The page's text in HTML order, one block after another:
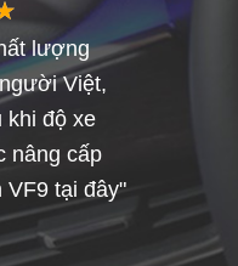
lượng
Việt,
khi độ xe
nâng cấp
VF9 tại đây"